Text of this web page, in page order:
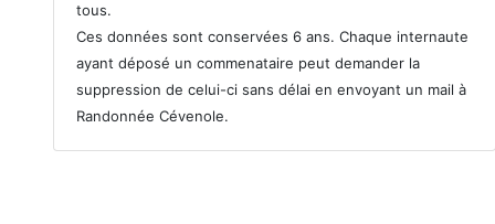
tous.
Ces données sont conservées 6 ans. Chaque internaute
ayant déposé un commenataire peut demander la
suppression de celui-ci sans délai en envoyant un mail à
Randonnée Cévenole.